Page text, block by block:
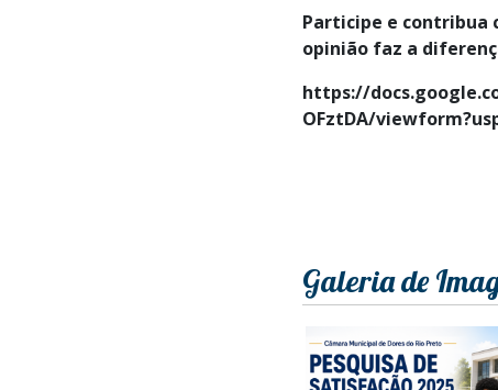
Participe e contribua
opinião faz a
https://
OFztDA/
Galeria de